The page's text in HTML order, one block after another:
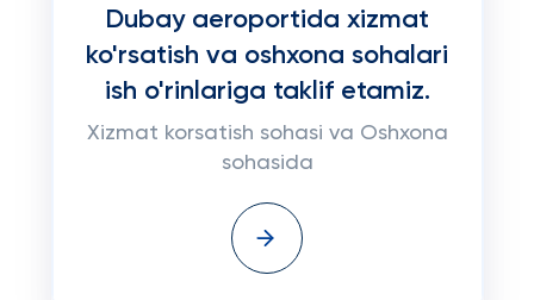
Dubay aeroportida xizmat
ko'rsatish va oshxona sohalari
ish o'rinlariga taklif etamiz.
Xizmat korsatish sohasi va Oshxona
sohasida